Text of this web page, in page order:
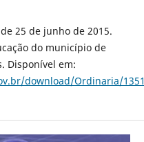
25 de junho de 2015.
do município de
Disponível em:
download/Ordinaria/